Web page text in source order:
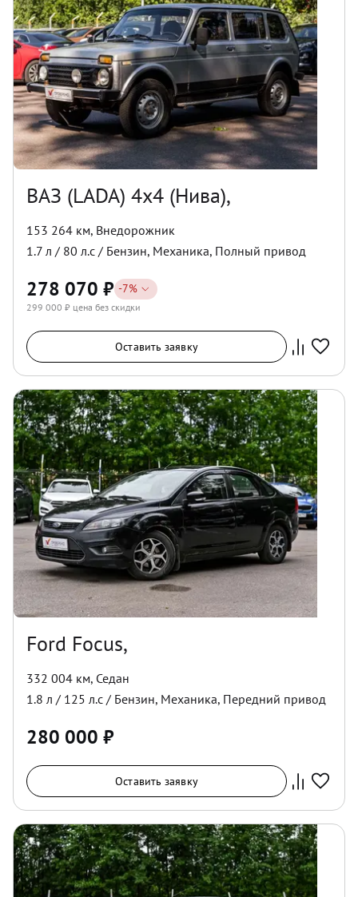
ВАЗ (LADA) 4x4 (Нива),
153 264 км, Внедорожник
1.7 л / 80 л.с / Бензин, Механика, Полный привод
278 070 ₽ -7%
299 000 ₽ цена без скидки
Оставить заявку
Ford Focus,
332 004 км, Седан
1.8 л / 125 л.с / Бензин, Механика, Передний привод
280 000 ₽
Оставить заявку